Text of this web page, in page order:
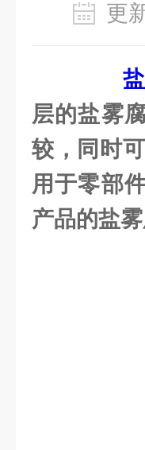
更
层的盐雾
较，同时
用于零部
产品的盐雾